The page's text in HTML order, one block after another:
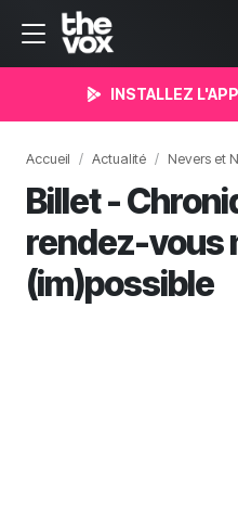
INSTALLEZ
Accueil Actualité Nevers et
Billet -
rendez-vous
(im)possible